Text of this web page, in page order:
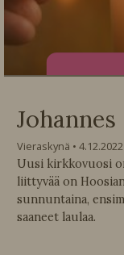
Vieraskynä 4.12.2022
Uusi kirkkovuosi
liittyvää on
sunnuntaina,
saaneet laulaa.